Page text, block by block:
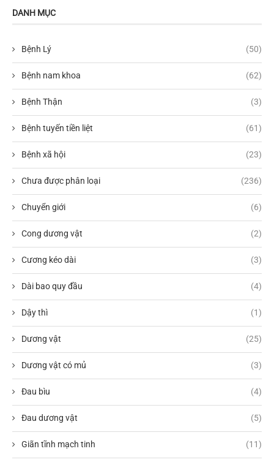
DANH MỤC
Bệnh Lý (50)
Bệnh nam khoa (62)
Bệnh Thận (3)
Bệnh tuyến tiền liệt (61)
Bệnh xã hội (23)
Chưa được phân loại (236)
Chuyển giới (6)
Cong dương vật (2)
Cương kéo dài (3)
Dài bao quy đầu (4)
Dậy thì (1)
Dương vật (25)
Dương vật có mủ (3)
Đau bìu (4)
Đau dương vật (5)
Giãn tĩnh mạch tinh (11)